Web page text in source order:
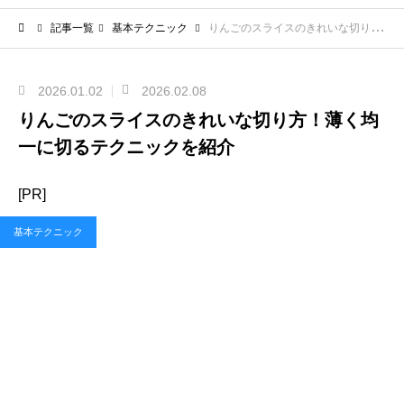
記事一覧 基本テクニック りんごのスライスのきれいな切り方！薄く均一に切るテクニックを紹介
2026.01.02 2026.02.08
りんごのスライスのきれいな切り方！薄く均
一に切るテクニックを紹介
[PR]
基本テクニック